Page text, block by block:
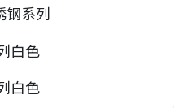
钢系列
白色
白色